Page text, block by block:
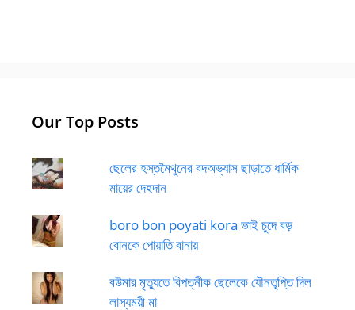
Our Top Posts
ছেলের হস্তমৈথুনের বদঅভ্যাস ছাড়াতে ধার্মিক
মায়ের দেহদান
boro bon poyati kora ভাই চুদে বড়
বোনকে পোয়াতি বানায়
বউমার মৃত্যুতে বিপত্নীক ছেলেকে যৌনতৃপ্তি দিল
লাস্যময়ী মা